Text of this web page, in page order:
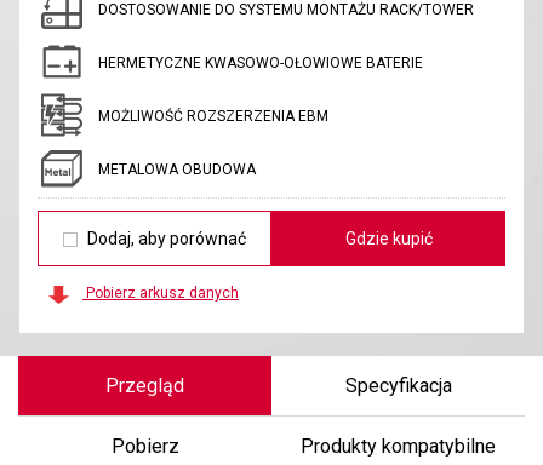
DOSTOSOWANIE DO SYSTEMU MONTAŻU RACK/TOWER
HERMETYCZNE KWASOWO-OŁOWIOWE BATERIE
MOŻLIWOŚĆ ROZSZERZENIA EBM
METALOWA OBUDOWA
Dodaj, aby porównać Gdzie kupić
Pobierz arkusz danych
Przegląd Specyfikacja
Pobierz Produkty kompatybilne